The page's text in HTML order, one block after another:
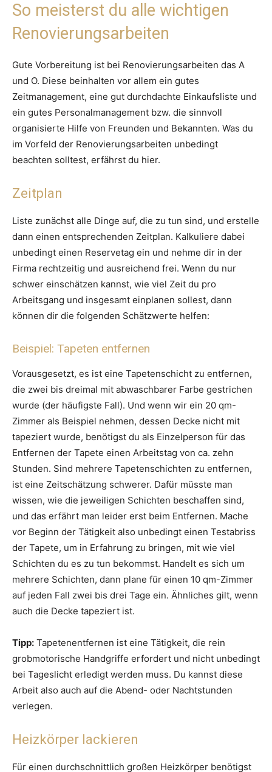
So meisterst du alle wichtigen
Renovierungsarbeiten
Gute Vorbereitung ist bei Renovierungsarbeiten das A
und O. Diese beinhalten vor allem ein gutes
Zeitmanagement, eine gut durchdachte Einkaufsliste und
ein gutes Personalmanagement bzw. die sinnvoll
organisierte Hilfe von Freunden und Bekannten. Was du
im Vorfeld der Renovierungsarbeiten unbedingt
beachten solltest, erfährst du hier.
Zeitplan
Liste zunächst alle Dinge auf, die zu tun sind, und erstelle
dann einen entsprechenden Zeitplan. Kalkuliere dabei
unbedingt einen Reservetag ein und nehme dir in der
Firma rechtzeitig und ausreichend frei. Wenn du nur
schwer einschätzen kannst, wie viel Zeit du pro
Arbeitsgang und insgesamt einplanen sollest, dann
können dir die folgenden Schätzwerte helfen:
Beispiel: Tapeten entfernen
Vorausgesetzt, es ist eine Tapetenschicht zu entfernen,
die zwei bis dreimal mit abwaschbarer Farbe gestrichen
wurde (der häufigste Fall). Und wenn wir ein 20 qm-
Zimmer als Beispiel nehmen, dessen Decke nicht mit
tapeziert wurde, benötigst du als Einzelperson für das
Entfernen der Tapete einen Arbeitstag von ca. zehn
Stunden. Sind mehrere Tapetenschichten zu entfernen,
ist eine Zeitschätzung schwerer. Dafür müsste man
wissen, wie die jeweiligen Schichten beschaffen sind,
und das erfährt man leider erst beim Entfernen. Mache
vor Beginn der Tätigkeit also unbedingt einen Testabriss
der Tapete, um in Erfahrung zu bringen, mit wie viel
Schichten du es zu tun bekommst. Handelt es sich um
mehrere Schichten, dann plane für einen 10 qm-Zimmer
auf jeden Fall zwei bis drei Tage ein. Ähnliches gilt, wenn
auch die Decke tapeziert ist.
Tipp: Tapetenentfernen ist eine Tätigkeit, die rein
grobmotorische Handgriffe erfordert und nicht unbedingt
bei Tageslicht erledigt werden muss. Du kannst diese
Arbeit also auch auf die Abend- oder Nachtstunden
verlegen.
Heizkörper lackieren
Für einen durchschnittlich großen Heizkörper benötigst